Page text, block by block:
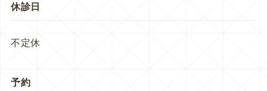
休診日
不定休
予約